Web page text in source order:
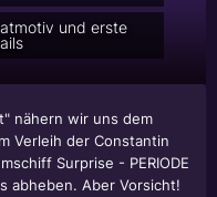
und erste
nähern wir uns dem
Verleih der Constantin
Surprise - PERIODE
abheben. Aber Vorsicht!